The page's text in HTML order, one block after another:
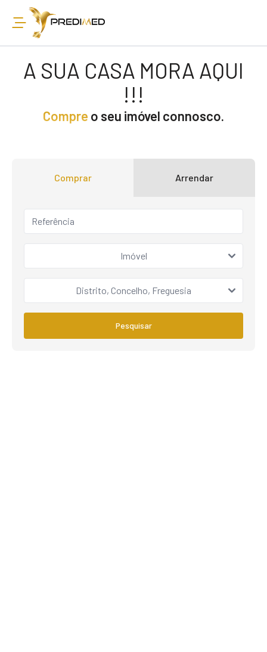
A SUA CASA MORA AQUI
!!!
Compre o seu imóvel connosco.
Comprar Arrendar
Imóvel
Distrito, Concelho, Freguesia
Pesquisar